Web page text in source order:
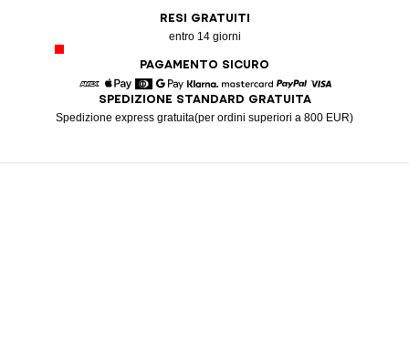
RESI GRATUITI
entro 14 giorni
PAGAMENTO SICURO
American Express
Apple Pay
DinersGoogle Pay
Klarna MastercardPaypal
SPEDIZIONE STANDARD GRATUITA
Spedizione express gratuita(per ordini superiori a 800 EUR)